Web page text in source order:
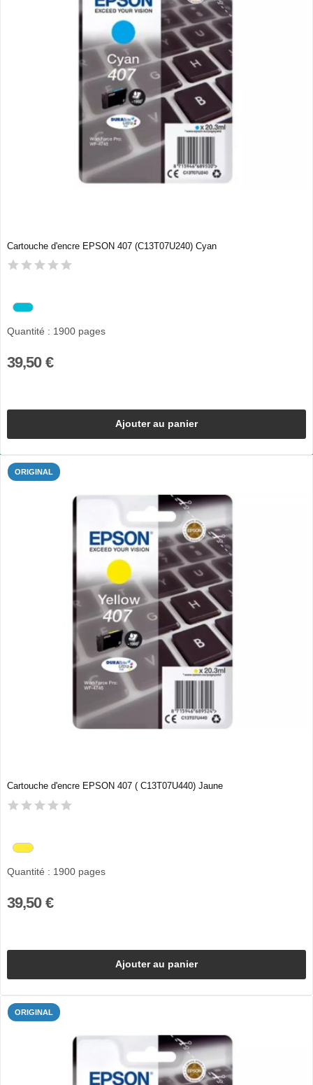
Cartouche d'encre EPSON 407 (C13T07U240) Cyan
Quantité : 1900 pages
39,50 €
Ajouter au panier
ORIGINAL
Cartouche d'encre EPSON 407 ( C13T07U440) Jaune
Quantité : 1900 pages
39,50 €
Ajouter au panier
ORIGINAL